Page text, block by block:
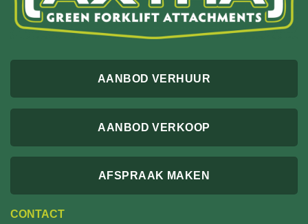
AANBOD VERHUUR
AANBOD VERKOOP
AFSPRAAK MAKEN
CONTACT